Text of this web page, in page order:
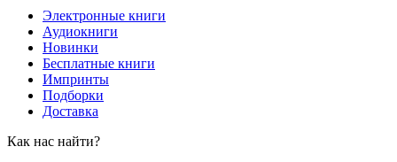
Электронные книги
Аудиокниги
Новинки
Бесплатные книги
Импринты
Подборки
Доставка
Как нас найти?